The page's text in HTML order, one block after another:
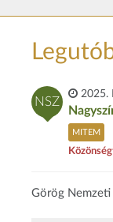
NSZ
2025.
MITEM
Görög Nemzeti